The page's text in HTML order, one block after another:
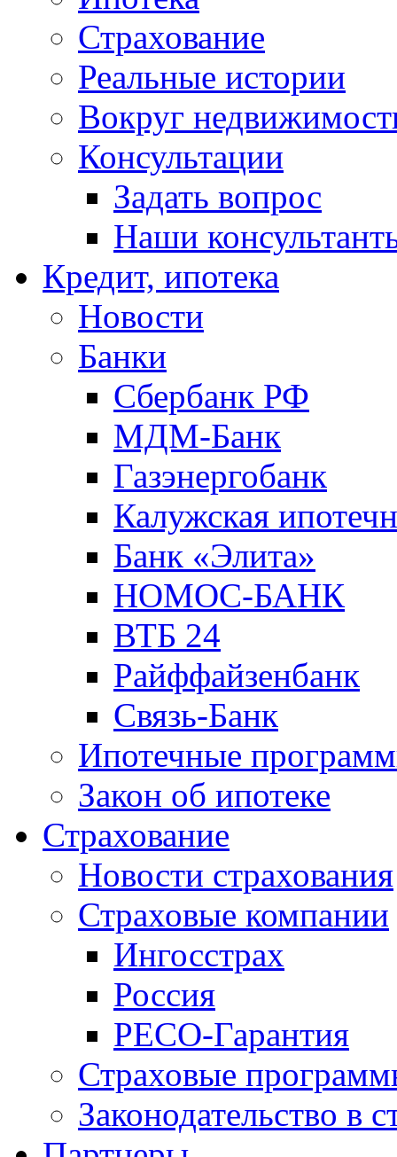
Страхование
Реальные истории
Вокруг
Консультации
Задать вопрос
Наши
Кредит, ипотека
Новости
Банки
Сбербанк РФ
МДМ-Банк
Газэнергобанк
Калужская
Банк «Элита»
НОМОС-БАНК
ВТБ 24
Райффайзенбанк
Связь-Банк
Ипотечные
Закон об ипотеке
Страхование
Новости страхования
Страховые компании
Ингосстрах
Россия
РЕСО-Гарантия
Страховые
Законодательство в